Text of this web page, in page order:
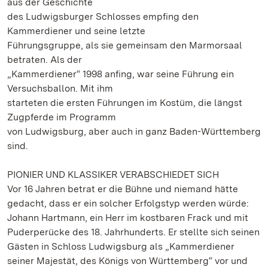
des Ludwigsburger Schlosses empfing den
Kammerdiener und seine letzte
Führungsgruppe, als sie gemeinsam den Marmorsaal
betraten. Als der
„Kammerdiener“ 1998 anfing, war seine Führung ein
Versuchsballon. Mit ihm
starteten die ersten Führungen im Kostüm, die längst
Zugpferde im Programm
von Ludwigsburg, aber auch in ganz Baden-Württemberg
sind.
PIONIER UND KLASSIKER VERABSCHIEDET SICH
Vor 16 Jahren betrat er die Bühne und niemand hätte
gedacht, dass er ein solcher Erfolgstyp werden würde:
Johann Hartmann, ein Herr im kostbaren Frack und mit
Puderperücke des 18. Jahrhunderts. Er stellte sich seinen
Gästen in Schloss Ludwigsburg als „Kammerdiener
seiner Majestät, des Königs von Württemberg“ vor und